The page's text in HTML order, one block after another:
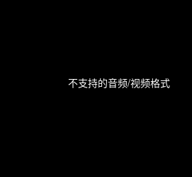
不支持的音频/视频格式